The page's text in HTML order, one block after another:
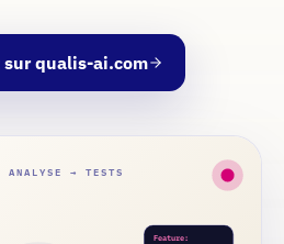
qualis-ai.com
Feature:
ANALYSE → TESTS